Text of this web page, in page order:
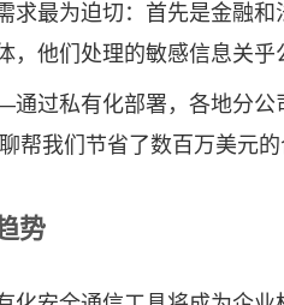
求最为迫切：首先是金融
他们处理的敏感信息关乎
过私有化部署，各地分
帮我们节省了数百万美元的
势